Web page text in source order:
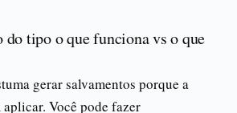
do tipo o que funciona vs o que
gerar salvamentos porque a
aplicar. Você pode fazer